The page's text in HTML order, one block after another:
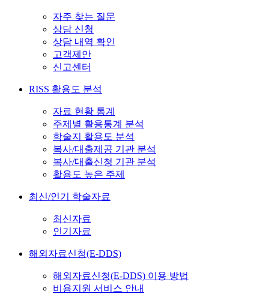
자주 찾는 질문
상담 신청
상담 내역 확인
고객제안
신고센터
RISS 활용도 분석
자료 현황 통계
주제별 활용통계 분석
학술지 활용도 분석
복사/대출제공 기관 분석
복사/대출신청 기관 분석
활용도 높은 주제
최신/인기 학술자료
최신자료
인기자료
해외자료신청(E-DDS)
해외자료신청(E-DDS) 이용 방법
비용지원 서비스 안내